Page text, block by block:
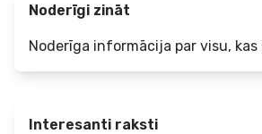
Noderīgi zināt
Noderīga informācija par visu, kas
Interesanti raksti